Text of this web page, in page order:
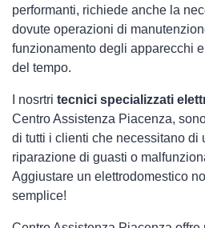
performanti, richiede anche la
dovute operazioni di
funzionamento degli apparecchi
del tempo.
I nosrtri tecnici specializzati
Centro Assistenza Piacenza,
di tutti i clienti che necessitano di
riparazione di guasti o
Aggiustare un elettrodomestico
semplice!